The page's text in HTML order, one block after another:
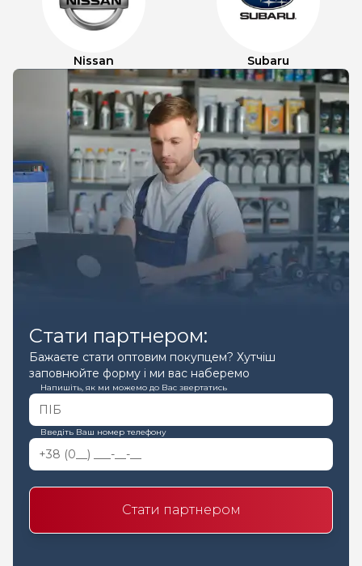
Nissan Subaru
Стати партнером:
Бажаєте стати оптовим покупцем? Хутчіш
заповнюйте форму і ми вас наберемо
Напишіть, як ми можемо до Вас звертатись
Введіть Ваш номер телефону
Стати партнером